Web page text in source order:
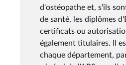
d'ostéopathe et, s'ils
de santé, les diplômes
certificats ou
également titulaires. Il
chaque département,